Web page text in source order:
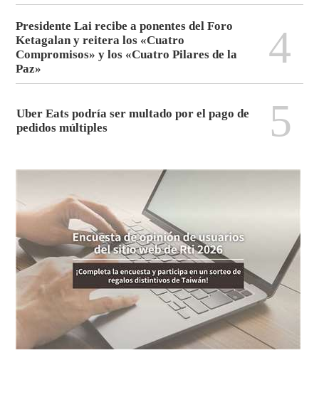
Presidente Lai recibe a ponentes del Foro
Ketagalan y reitera los «Cuatro
Compromisos» y los «Cuatro Pilares de la
Paz»
4
Uber Eats podría ser multado por el pago de
pedidos múltiples
5